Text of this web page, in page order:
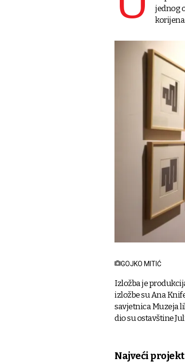
jednog
korijena
GOJKO MITIĆ
Izložba je
izložbe su Ana
savjetnica Muzeja
dio su ostavštine
Najveći projekt